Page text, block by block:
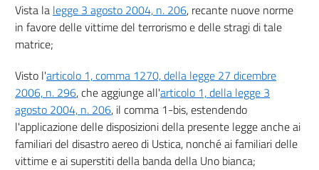
Vista la legge 3 agosto 2004, n. 206, recante nuove norme
in favore delle vittime del terrorismo e delle stragi di tale
matrice;
Visto l'articolo 1, comma 1270, della legge 27 dicembre
2006, n. 296, che aggiunge all'articolo 1, della legge 3
agosto 2004, n. 206, il comma 1-bis, estendendo
l'applicazione delle disposizioni della presente legge anche ai
familiari del disastro aereo di Ustica, nonché ai familiari delle
vittime e ai superstiti della banda della Uno bianca;